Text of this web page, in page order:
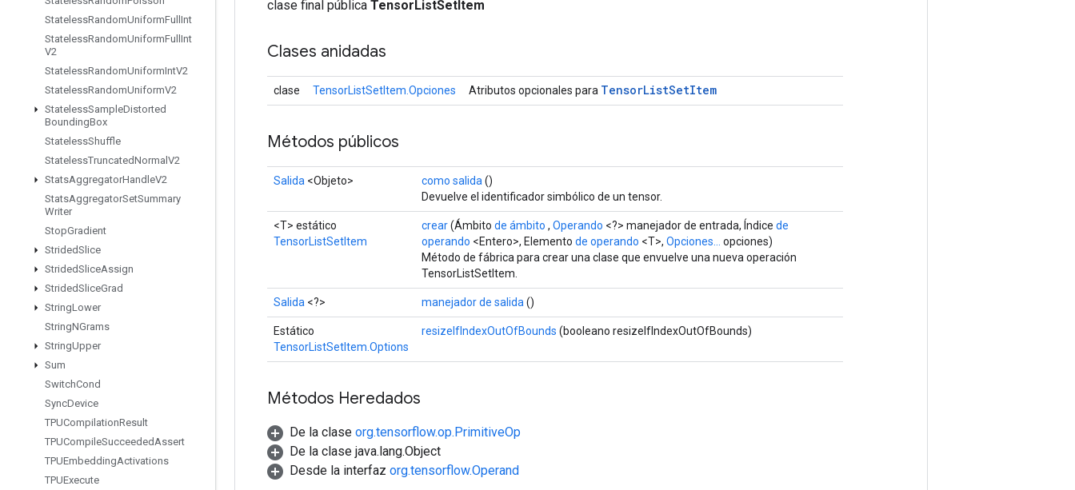
StatelessRandomUniformFull Int
StatelessRandomUniformFull Int
V2
StatelessRandomUniformIntV2
StatelessRandomUniformV2
StatelessSampleDistorted
BoundingBox
StatelessShuffle
StatelessTruncatedNormal V2
StatsAggregatorHandleV2
StatsAggregatorSetSummary
Writer
StopGradient
StridedSlice
StridedSliceAssign
StridedSliceGrad
StringLower
StringNGrams
StringUpper
Sum
SwitchCond
SyncDevice
TPUCompilationResult
TPUCompileSucceededAssert
TPUEmbeddingActivations
TPUExecute
clase final pública TensorListSetItem
Clases anidadas
clase TensorListSetItem.Opciones Atributos opcionales para TensorListSetItem
Métodos públicos
Salida <Objeto> como salida ()
Devuelve el identificador simbólico de un tensor.
<T> estático
TensorListSetItem
crear(Ámbito de ámbito , Operando <?> manejador de entrada, Índice de
operando <Entero>, Elemento de operando <T>, Opciones...
opciones)
Método de fábrica para crear una clase que envuelve una nueva operación
TensorListSetItem.
Salida <?> manejador de salida ()
Estático
TensorListSetItem.Options
resizeIfIndexOutOfBounds (booleano resizeIfIndexOutOfBounds)
Métodos Heredados
De la clase org.tensorflow.op.PrimitiveOp
De la clase java.lang.Object
Desde la interfaz org.tensorflow.Operand